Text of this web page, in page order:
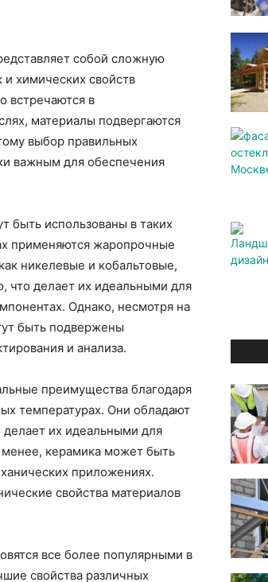
собой сложную
химических свойств
встречаются в
материалы подвергаются
выбор правильных
важным для обеспечения
быть использованы в таких
применяются жаропрочные
никелевые и кобальтовые,
что делает их идеальными для
Однако, несмотря на
быть подвержены
и анализа.
преимущества благодаря
температурах. Они обладают
их идеальными для
керамика может быть
приложениях.
свойства материалов
все более популярными в
свойства различных